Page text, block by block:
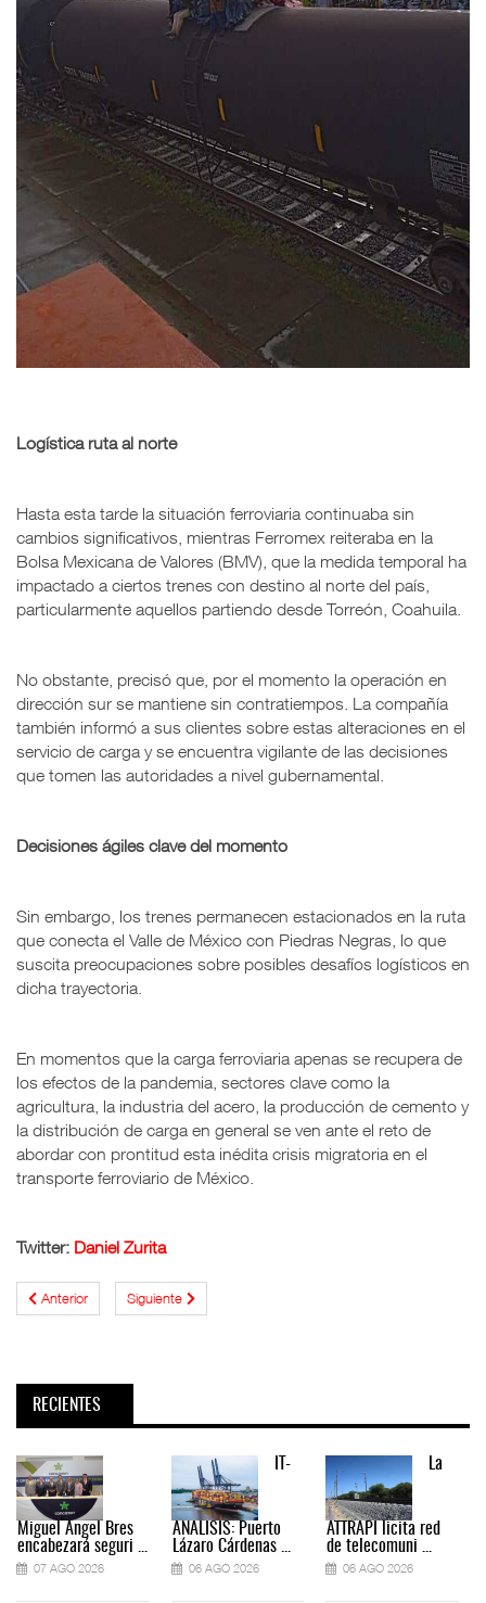
Logística ruta al norte
Hasta esta tarde la situación ferroviaria continuaba sin
cambios significativos, mientras Ferromex reiteraba en la
Bolsa Mexicana de Valores (BMV), que la medida temporal ha
impactado a ciertos trenes con destino al norte del país,
particularmente aquellos partiendo desde Torreón, Coahuila.
No obstante, precisó que, por el momento la operación en
dirección sur se mantiene sin contratiempos. La compañía
también informó a sus clientes sobre estas alteraciones en el
servicio de carga y se encuentra vigilante de las decisiones
que tomen las autoridades a nivel gubernamental.
Decisiones ágiles clave del momento
Sin embargo, los trenes permanecen estacionados en la ruta
que conecta el Valle de México con Piedras Negras, lo que
suscita preocupaciones sobre posibles desafíos logísticos en
dicha trayectoria.
En momentos que la carga ferroviaria apenas se recupera de
los efectos de la pandemia, sectores clave como la
agricultura, la industria del acero, la producción de cemento y
la distribución de carga en general se ven ante el reto de
abordar con prontitud esta inédita crisis migratoria en el
transporte ferroviario de México.
Twitter: Daniel Zurita
Anterior Siguiente
RECIENTES
Miguel Ángel Bres
encabezará seguri ...
07 AGO 2026
IT-
ANÁLISIS: Puerto
Lázaro Cárdenas ...
06 AGO 2026
La
ATTRAPI licita red
de telecomuni ...
06 AGO 2026